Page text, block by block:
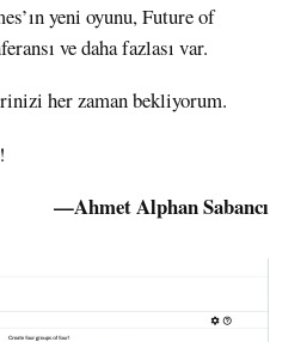
yeni oyunu, Future of
ve daha fazlası var.
her zaman bekliyorum.
—Ahmet Alphan Sabancı